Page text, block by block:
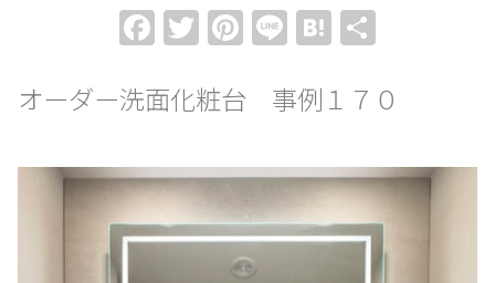
Facebook
Twitter
Pinterest
LineHatena
オーダー洗面化粧台 事例１７０